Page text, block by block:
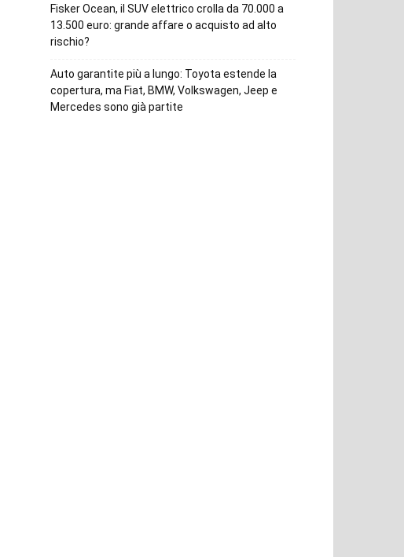
Fisker Ocean, il SUV elettrico crolla da 70.000 a
13.500 euro: grande affare o acquisto ad alto
rischio?
Auto garantite più a lungo: Toyota estende la
copertura, ma Fiat, BMW, Volkswagen, Jeep e
Mercedes sono già partite